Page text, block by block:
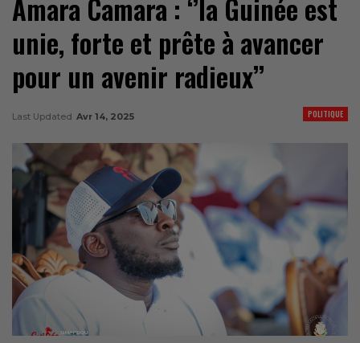
Amara Camara : ‘’la Guinée est
unie, forte et prête à avancer
pour un avenir radieux’’
POLITIQUE
Last Updated Avr 14, 2025